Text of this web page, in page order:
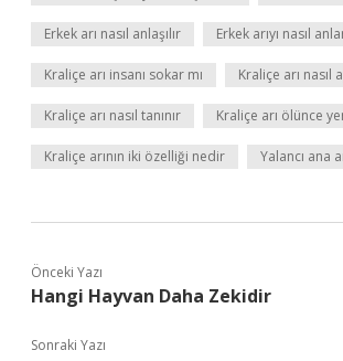
Erkek arı nasıl anlaşılır Erkek arıyı nasıl
Kraliçe arı insanı sokar mı Kraliçe arı nasıl
Kraliçe arı nasıl tanınır Kraliçe arı ölünce
Kraliçe arının iki özelliği nedir Yalancı ana
Önceki Yazı
Hangi Hayvan Daha Zekidir
Sonraki Yazı